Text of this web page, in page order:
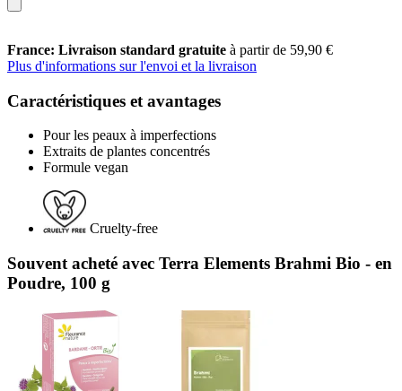
France: Livraison standard gratuite à partir de 59,90 €
Plus d'informations sur l'envoi et la livraison
Caractéristiques et avantages
Pour les peaux à imperfections
Extraits de plantes concentrés
Formule vegan
Cruelty-free
Souvent acheté avec Terra Elements Brahmi Bio - en
Poudre, 100 g